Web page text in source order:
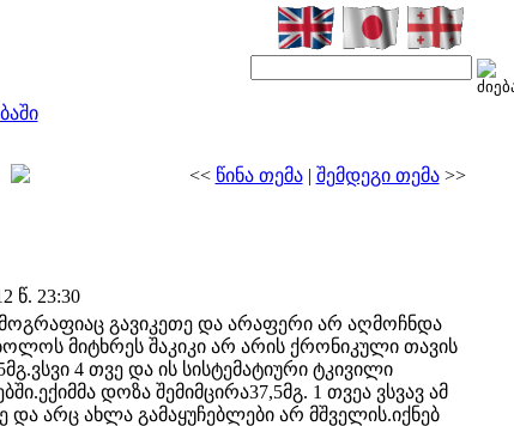
<< წინა თემა| შემდეგი თემა>>
წ. 23:30
გავიკეთე და არაფერი არ აღმოჩნდა
მიტხრეს შაკიკი არ არის ქრონიკული თავის
4 თვე და ის სისტემატიური ტკივილი
დოზა შემიმცირა37,5მგ. 1 თვეა ვსვავ ამ
არც ახლა გამაყუჩებლები არ მშველის.იქნებ